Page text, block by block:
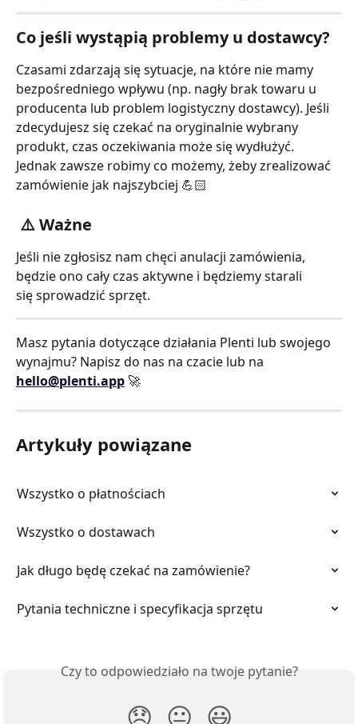
Co jeśli wystąpią problemy u dostawcy?
Czasami zdarzają się sytuacje, na które nie mamy
bezpośredniego wpływu (np. nagły brak towaru u
producenta lub problem logistyczny dostawcy). Jeśli
zdecydujesz się czekać na oryginalnie wybrany
produkt, czas oczekiwania może się wydłużyć.
Jednak zawsze robimy co możemy, żeby zrealizować
zamówienie jak najszybciej 💪🏻
⚠️ Ważne
Jeśli nie zgłosisz nam chęci anulacji zamówienia,
będzie ono cały czas aktywne i będziemy starali
się sprowadzić sprzęt.
Masz pytania dotyczące działania Plenti lub swojego
wynajmu? Napisz do nas na czacie lub na
hello@plenti.app 🚀
Artykuły powiązane
Wszystko o płatnościach
Wszystko o dostawach
Jak długo będę czekać na zamówienie?
Pytania techniczne i specyfikacja sprzętu
Czy to odpowiedziało na twoje pytanie?
😞 😐 😃